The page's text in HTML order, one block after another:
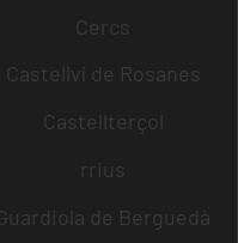
Cercs
Castellví de Rosanes
Castellterçol
rrius
Guardiola de Berguedà